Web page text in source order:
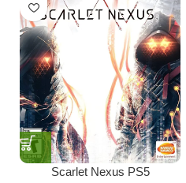
Scarlet Nexus PS5